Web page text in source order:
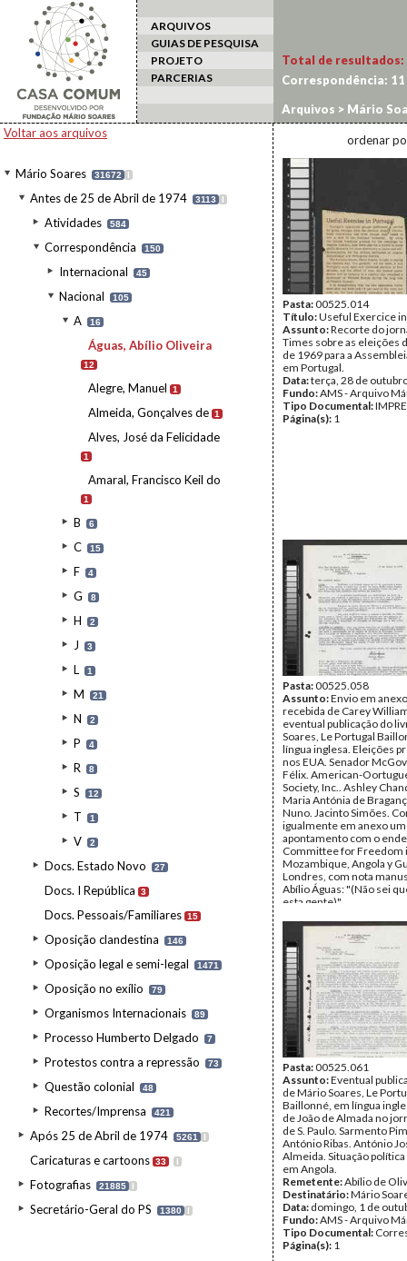
ARQUIVOS
GUIAS DE PESQUISA
PROJETO
PARCERIAS
Voltar aos arquivos
Mário Soares 31672 I
Antes de 25 de Abril de 1974 3113 I
Atividades 584
Correspondência 150
Internacional 45
Nacional 105
A 16
Águas, Abílio Oliveira
12
Alegre, Manuel 1
Almeida, Gonçalves de 1
Alves, José da Felicidade
1
Amaral, Francisco Keil do
1
B 6
C 15
F 4
G 8
H 2
J 3
L 1
M 21
N 2
P 4
R 8
S 12
T 1
V 2
Docs. Estado Novo 27
Docs. I República 3
Docs. Pessoais/Familiares 15
Oposição clandestina 146
Oposição legal e semi-legal 1471
Oposição no exílio 79
Organismos Internacionais 89
Processo Humberto Delgado 7
Protestos contra a repressão 73
Questão colonial 48
Recortes/Imprensa 421
Após 25 de Abril de 1974 5261 I
Caricaturas e cartoons 33 I
Fotografias 21885 I
Secretário-Geral do PS 1380 I
Total de resultados:
Correspondência: 11
Arquivos > Mário
Oliveira
ordenar
Pasta:00525.014
Título:Useful Exercice
Assunto:Recorte do
Times sobre as eleições
de 1969 para a
em Portugal.
Data:terça, 28 de
Fundo:AMS - Arquivo
Tipo Documental:
Página(s): 1
Pasta:00525.058
Assunto:Envio em
recebida de Carey
eventual publicação do
Soares, Le Portugal
língua inglesa. Eleições
nos EUA. Senador
Félix. American-
Society, Inc.. Ashley
Maria Antónia de
Nuno. Jacinto Simões.
igualmente em anexo um
apontamento com o
Committee for Freedom
Mozambique, Angola y
Londres, com nota
Abílio Águas: "(Não sei
esta gente)".
Destinatário:Mário
Data:
segunda, 17 de
Fundo:AMS - Arquivo
Tipo Documental:
Página(s):3
Pasta:00525.061
Assunto:Eventual
de Mário Soares, Le
Baillonné, em língua
de João de Almada no
de S. Paulo. Sarmento
António Ribas. António
Almeida. Situação
em Angola.
Remetente:Abílio de
Destinatário:Mário
Data: domingo, 1 de
Fundo:AMS - Arquivo
Tipo Documental:
Página(s): 1